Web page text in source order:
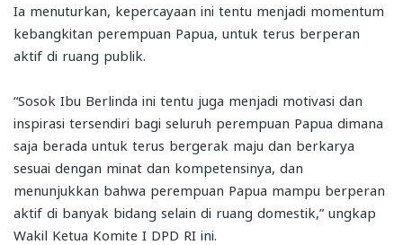
Ia menuturkan, kepercayaan ini tentu menjadi momentum
kebangkitan perempuan Papua, untuk terus berperan
aktif di ruang publik.
“Sosok Ibu Berlinda ini tentu juga menjadi motivasi dan
inspirasi tersendiri bagi seluruh perempuan Papua dimana
saja berada untuk terus bergerak maju dan berkarya
sesuai dengan minat dan kompetensinya, dan
menunjukkan bahwa perempuan Papua mampu berperan
aktif di banyak bidang selain di ruang domestik,” ungkap
Wakil Ketua Komite I DPD RI ini.